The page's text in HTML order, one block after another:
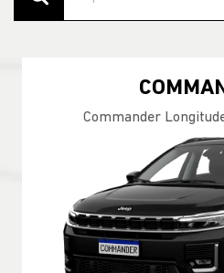
Commander